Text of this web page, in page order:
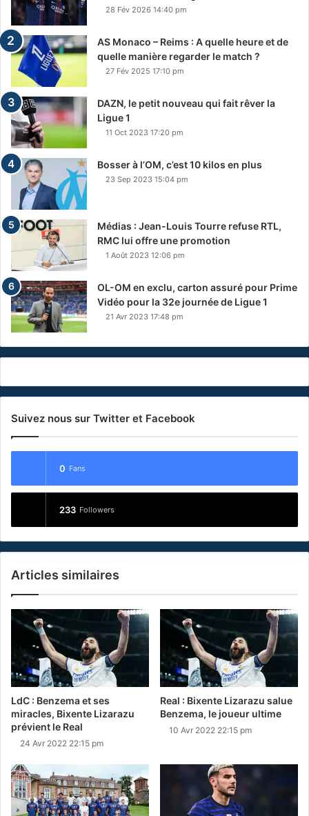
28 Fév 2026 14:40 pm
AS Monaco – Reims : A quelle heure et de
quelle manière regarder le match ?
27 Fév 2025 17:10 pm
DAZN, le petit nouveau qui fait rêver la
Ligue 1
11 Oct 2023 17:20 pm
Bosser à l’OM, c’est 10 kilos en plus
23 Sep 2023 15:04 pm
Médias : Jean-Louis Tourre refuse RTL,
RMC lui offre une promotion
1 Août 2023 12:06 pm
OL-OM en exclu, carton assuré pour Prime
Vidéo pour la 32e journée de Ligue 1
21 Avr 2023 17:48 pm
Suivez nous sur Twitter et Facebook
0 Fans
233 Followers
Articles similaires
LdC : Benzema et ses
miracles, Bixente Lizarazu
prévient le Real
24 Avr 2022 22:15 pm
Real : Bixente Lizarazu salue
Benzema, le joueur ultime
10 Avr 2022 22:15 pm